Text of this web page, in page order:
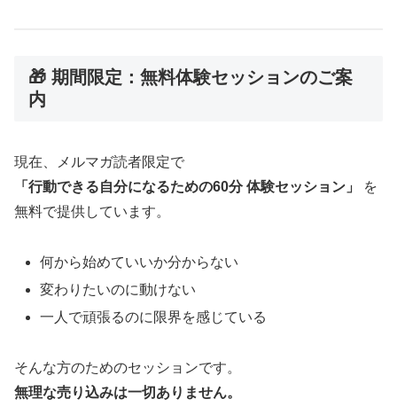
🎁 期間限定：無料体験セッションのご案
内
現在、メルマガ読者限定で
「行動できる自分になるための60分 体験セッション」
を
無料で提供しています。
何から始めていいか分からない
変わりたいのに動けない
一人で頑張るのに限界を感じている
そんな方のためのセッションです。
無理な売り込みは一切ありません。